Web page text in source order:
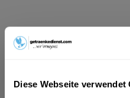
Diese Webseite verwendet
ab 5,79 € *
Vorrätig